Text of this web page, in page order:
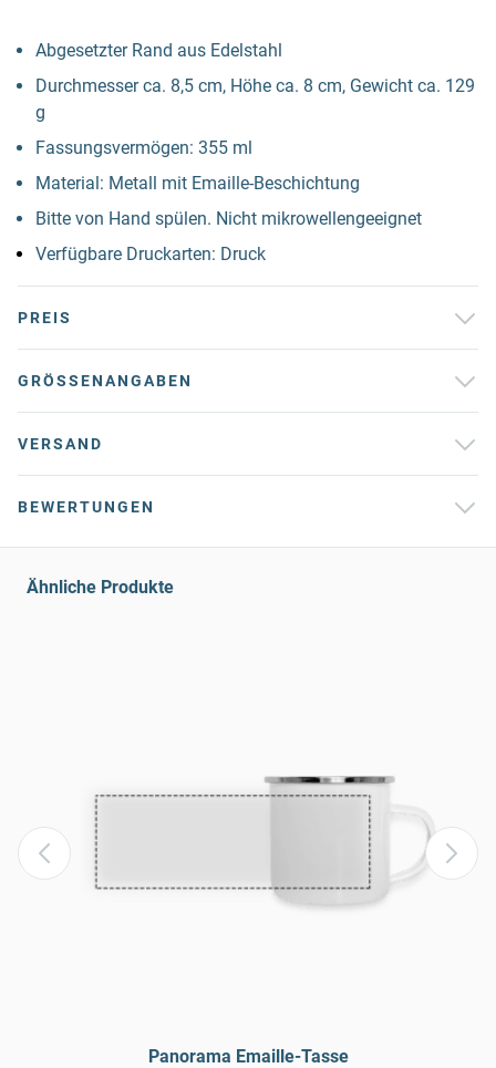
Abgesetzter Rand aus Edelstahl
Durchmesser ca. 8,5 cm, Höhe ca. 8 cm, Gewicht ca. 129
g
Fassungsvermögen: 355 ml
Material: Metall mit Emaille-Beschichtung
Bitte von Hand spülen. Nicht mikrowellengeeignet
Verfügbare Druckarten: Druck
PREIS
GRÖSSENANGABEN
VERSAND
BEWERTUNGEN
Ähnliche Produkte
Panorama Emaille-Tasse